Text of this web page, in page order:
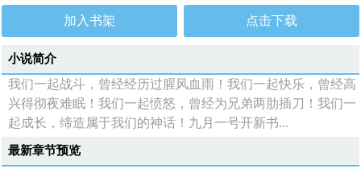
加入书架 点击下载
小说简介
我们一起战斗，曾经经历过腥风血雨！我们一起快乐，曾经高
兴得彻夜难眠！我们一起愤怒，曾经为兄弟两肋插刀！我们一
起成长，缔造属于我们的神话！九月一号开新书...
最新章节预览